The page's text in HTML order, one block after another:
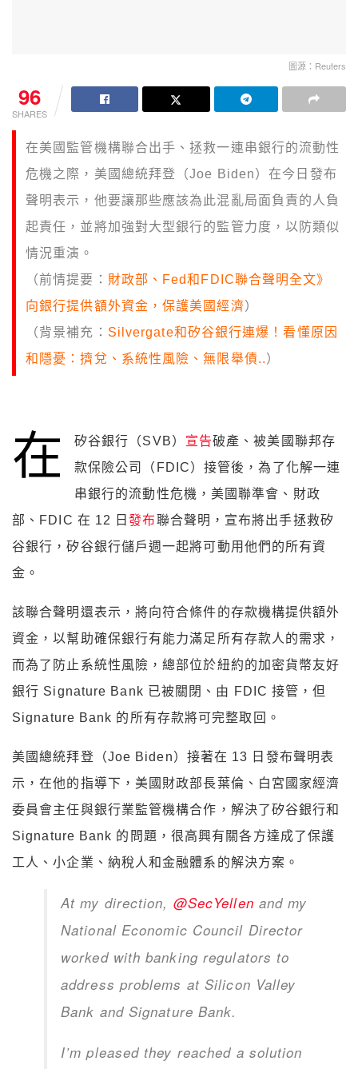
圖源：Reuters
96
SHARES
在美國監管機構聯合出手、拯救一連串銀行的流動性
危機之際，美國總統拜登（Joe Biden）在今日發布
聲明表示，他要讓那些應該為此混亂局面負責的人負
起責任，並將加強對大型銀行的監管力度，以防類似
情況重演。
（前情提要： 財政部、Fed和FDIC聯合聲明全文》
向銀行提供額外資金，保護美國經濟）
（背景補充： Silvergate和矽谷銀行連爆！看懂原因
和隱憂：擠兌、系統性風險、無限舉債..）
在 矽谷銀行（SVB） 宣告破產、被美國聯邦存
款保險公司（FDIC）接管後，為了化解一連
串銀行的流動性危機，美國聯準會、財政
部、FDIC 在 12 日發布聯合聲明，宣布將出手拯救矽
谷銀行，矽谷銀行儲戶週一起將可動用他們的所有資
金。
該聯合聲明還表示，將向符合條件的存款機構提供額外
資金，以幫助確保銀行有能力滿足所有存款人的需求，
而為了防止系統性風險，總部位於紐約的加密貨幣友好
銀行 Signature Bank 已被關閉、由 FDIC 接管，但
Signature Bank 的所有存款將可完整取回。
美國總統拜登（Joe Biden）接著在 13 日發布聲明表
示，在他的指導下，美國財政部長葉倫、白宮國家經濟
委員會主任與銀行業監管機構合作，解決了矽谷銀行和
Signature Bank 的問題，很高興有關各方達成了保護
工人、小企業、納稅人和金融體系的解決方案。
At my direction, @SecYellen and my
National Economic Council Director
worked with banking regulators to
address problems at Silicon Valley
Bank and Signature Bank.
I’m pleased they reached a solution